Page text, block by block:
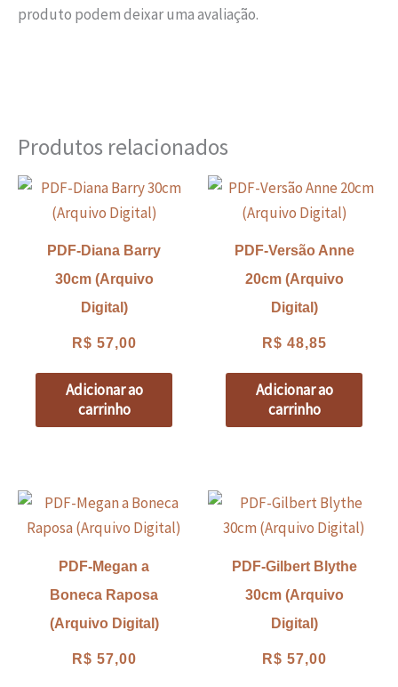
produto podem deixar uma avaliação.
Produtos relacionados
PDF-Diana Barry
30cm (Arquivo
Digital)
R$ 57,00
Adicionar ao
carrinho
PDF-Versão Anne
20cm (Arquivo
Digital)
R$ 48,85
Adicionar ao
carrinho
PDF-Megan a
Boneca Raposa
(Arquivo Digital)
R$ 57,00
PDF-Gilbert Blythe
30cm (Arquivo
Digital)
R$ 57,00